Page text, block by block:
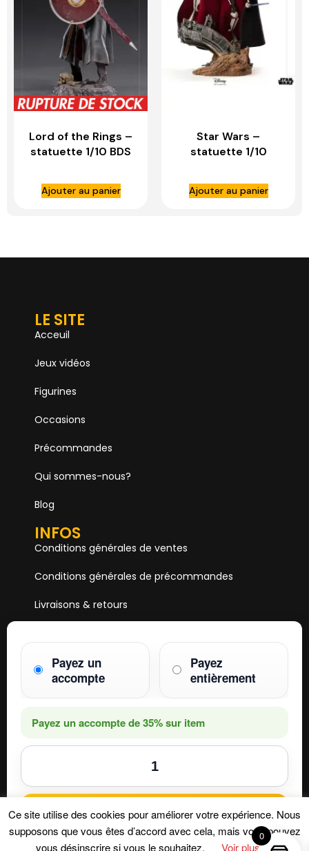
Payez un
accompte
Payez
entièrement
Payez un accompte de35%sur item
Ajouter au panier
Lord of the Rings –
statuette 1/10 BDS
IRON STUDIOS
Ajouter au panier
Star Wars –
statuette 1/10
Scale General
Grievous – IRON
Ajouter au panier
LE SITE
Acceuil
Jeux vidéos
Figurines
Occasions
Précommandes
Qui sommes-nous?
Blog
INFOS
Conditions générales de ventes
Conditions générales de précommandes
Livraisons & retours
Paiements
HOBBY ONE
75011 PARIS
Mail. hobby1shop@gmail.com
NOUS SUIVRE
Ce site utilise des cookies pour améliorer votre expérience. Nous
supposons que vous êtes d’accord avec cela, mais vous pouvez
vous désinscrire si vous le souhaitez.
Voir plus
0